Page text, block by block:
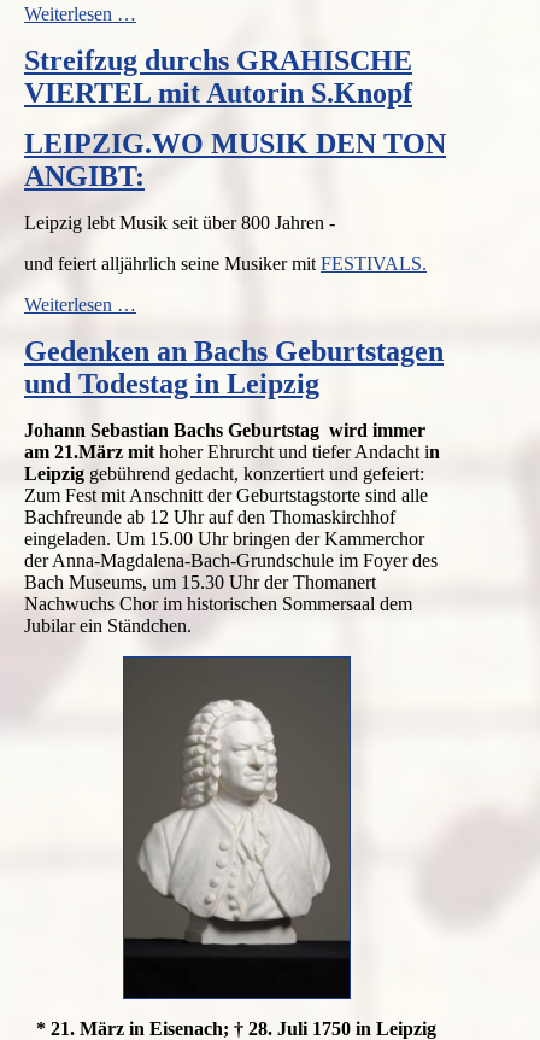
Weiterlesen …
-
Oper
von
in
Leipzig
Streifzug durchs GRAHISCHE
VIERTEL mit Autorin S.Knopf
LEIPZIG.WO MUSIK DEN TON
ANGIBT:
Leipzig lebt Musik seit über 800 Jahren -
und feiert alljährlich seine Musiker mit FESTIVALS.
Weiterlesen …
DEN
TON
ANGIBT:
Gedenken an Bachs Geburtstagen
und Todestag in Leipzig
Johann Sebastian Bachs Geburtstag wird immer
am 21.März mit hoher Ehrurcht und tiefer Andacht in
Leipzig gebührend gedacht, konzertiert und gefeiert:
Zum Fest mit Anschnitt der Geburtstagstorte sind alle
Bachfreunde ab 12 Uhr auf den Thomaskirchhof
eingeladen. Um 15.00 Uhr bringen der Kammerchor
der Anna-Magdalena-Bach-Grundschule im Foyer des
Bach Museums, um 15.30 Uhr der Thomanert
Nachwuchs Chor im historischen Sommersaal dem
Jubilar ein Ständchen.
* 21. März in Eisenach; † 28. Juli 1750 in Leipzig